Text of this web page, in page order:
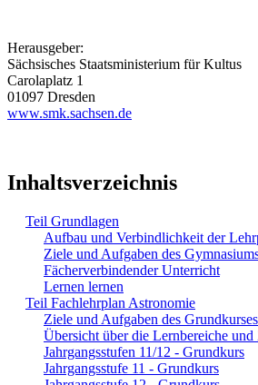
Herausgeber:
Sächsisches Staatsministerium für Kultus
Carolaplatz 1
01097 Dresden
www.smk.sachsen.de
Inhaltsverzeichnis
Teil Grundlagen
Aufbau und Verbindlichkeit der
Ziele und Aufgaben des
Fächerverbindender Unterricht
Lernen lernen
Teil Fachlehrplan Astronomie
Ziele und Aufgaben des
Übersicht über die Lernbereiche
Jahrgangsstufen 11/12 - Grundkurs
Jahrgangsstufe 11 - Grundkurs